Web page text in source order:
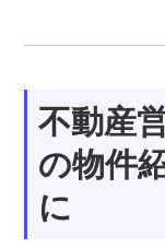
不動産
の物件
に